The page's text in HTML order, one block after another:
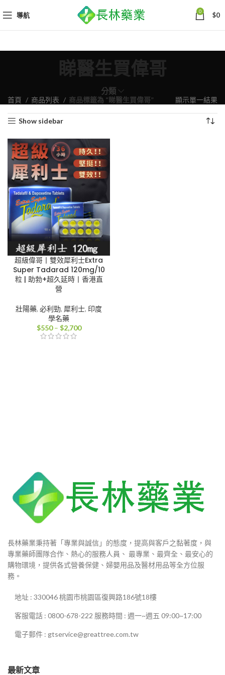
導航 0 $0
睇醫生買偉哥
分類
首頁 商品列表 商品標籤為 “睇醫生買偉哥” 顯示單一結果
Show sidebar
超級偉哥丨雙效犀利士Extra
Super Tadarad 120mg/10
粒 | 助勃+超久延時丨香港直
營
壯陽藥, 必利勁, 犀利士, 印度
學名藥
$550 – $2,700價
長林藥業秉持著「專業與誠信」的態度，提高與客戶之黏著度，與
專業藥師團隊合作、熱心的服務人員、 最專業、最齊全、最安心的
購物環境，提供各式營養保健、婦嬰用品及醫材用品等全方位服
務。
地址 : 330046 桃園市桃園區復興路186號18樓
客服電話 : 0800-678-222 服務時間 : 週一~週五 09:00~17:00
電子郵件 : gtservice@greattree.com.tw
最新文章